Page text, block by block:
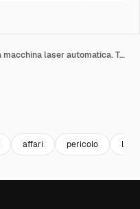
Taglio plasma di metallo su una macchina laser automatica. Tagliatrice laser nella produzione. Impianto di produzione.
affari pericolo